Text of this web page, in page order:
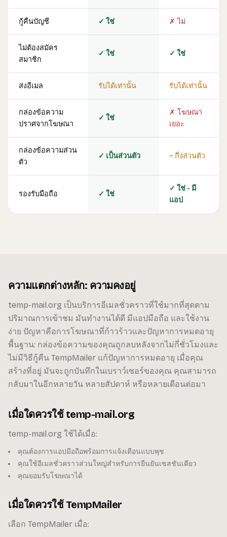
กู้คืนบัญชี ✓ ใช่ ✗ ไม่
ไม่ต้องสมัคร
สมาชิก
✓ ใช่ ✓ ใช่
ส่งอีเมล รับได้เท่านั้น รับได้เท่านั้น
กล่องข้อความ
ปราศจากโฆษณา
✓ ใช่
✗ โฆษณา
เยอะ
กล่องข้อความส่วน
ตัว
✓ เป็นส่วนตัว ~ กึ่งส่วนตัว
รองรับมือถือ ✓ ใช่
✓ ใช่ - มี
แอป
ความแตกต่างหลัก: ความคงอยู่
temp-mail.org เป็นบริการอีเมลชั่วคราวที่ใช้มากที่สุดตาม
ปริมาณการเข้าชม มันทำงานได้ดี มีแอปมือถือ และใช้งาน
ง่าย ปัญหาคือการโฆษณาที่ก้าวร้าวและปัญหาการหมดอายุ
พื้นฐาน: กล่องข้อความของคุณถูกลบหลังจากไม่กี่ชั่วโมงและ
ไม่มีวิธีกู้คืน TempMailer แก้ปัญหาการหมดอายุ เมื่อคุณ
สร้างที่อยู่ มันจะถูกบันทึกในเบราว์เซอร์ของคุณ คุณสามารถ
กลับมาในอีกหลายวัน หลายสัปดาห์ หรือหลายเดือนต่อมา
เมื่อใดควรใช้ temp-mail.org
temp-mail.org ใช้ได้เมื่อ:
คุณต้องการแอปมือถือพร้อมการแจ้งเตือนแบบพุช
คุณใช้อีเมลชั่วคราวส่วนใหญ่สำหรับการยืนยันเซสชันเดียว
คุณยอมรับโฆษณาได้
เมื่อใดควรใช้ TempMailer
เลือก TempMailer เมื่อ: